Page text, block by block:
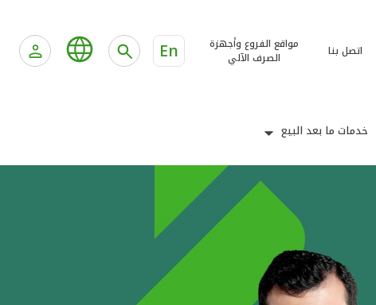
اتصل بنا
مواقع الفروع وأجهزة
الصرف الآلي
En
خدمات ما بعد البيع